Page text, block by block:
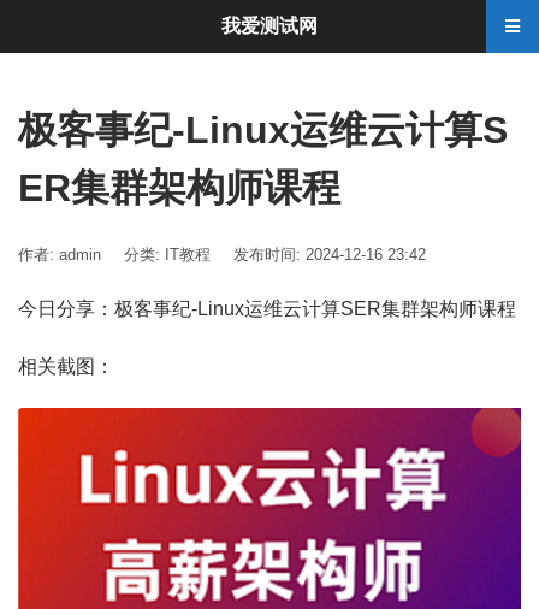
极客事纪-Linux运维云计算S
ER集群架构师课程
作者: admin 分类: IT教程 发布时间: 2024-12-16 23:42
今日分享：极客事纪-Linux运维云计算SER集群架构师课程
相关截图：
我爱测试网